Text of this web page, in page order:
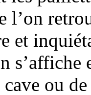
l’on
et
s’affiche
ou